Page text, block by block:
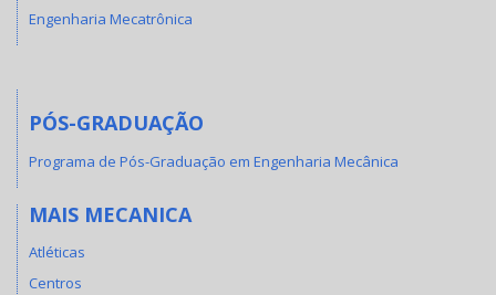
Engenharia Mecatrônica
PÓS-GRADUAÇÃO
Programa de Pós-Graduação em Engenharia Mecânica
MAIS MECANICA
Atléticas
Centros